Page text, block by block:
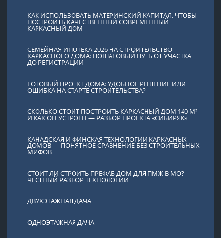
КАК ИСПОЛЬЗОВАТЬ МАТЕРИНСКИЙ КАПИТАЛ, ЧТОБЫ
ПОСТРОИТЬ КАЧЕСТВЕННЫЙ СОВРЕМЕННЫЙ
КАРКАСНЫЙ ДОМ
СЕМЕЙНАЯ ИПОТЕКА 2026 НА СТРОИТЕЛЬСТВО
КАРКАСНОГО ДОМА: ПОШАГОВЫЙ ПУТЬ ОТ УЧАСТКА
ДО РЕГИСТРАЦИИ
ГОТОВЫЙ ПРОЕКТ ДОМА: УДОБНОЕ РЕШЕНИЕ ИЛИ
ОШИБКА НА СТАРТЕ СТРОИТЕЛЬСТВА?
СКОЛЬКО СТОИТ ПОСТРОИТЬ КАРКАСНЫЙ ДОМ 140 М²
И КАК ОН УСТРОЕН — РАЗБОР ПРОЕКТА «СИБИРЯК»
КАНАДСКАЯ И ФИНСКАЯ ТЕХНОЛОГИИ КАРКАСНЫХ
ДОМОВ — ПОНЯТНОЕ СРАВНЕНИЕ БЕЗ СТРОИТЕЛЬНЫХ
МИФОВ
СТОИТ ЛИ СТРОИТЬ ПРЕФАБ ДОМ ДЛЯ ПМЖ В МО?
ЧЕСТНЫЙ РАЗБОР ТЕХНОЛОГИИ
ДВУХЭТАЖНАЯ ДАЧА
ОДНОЭТАЖНАЯ ДАЧА